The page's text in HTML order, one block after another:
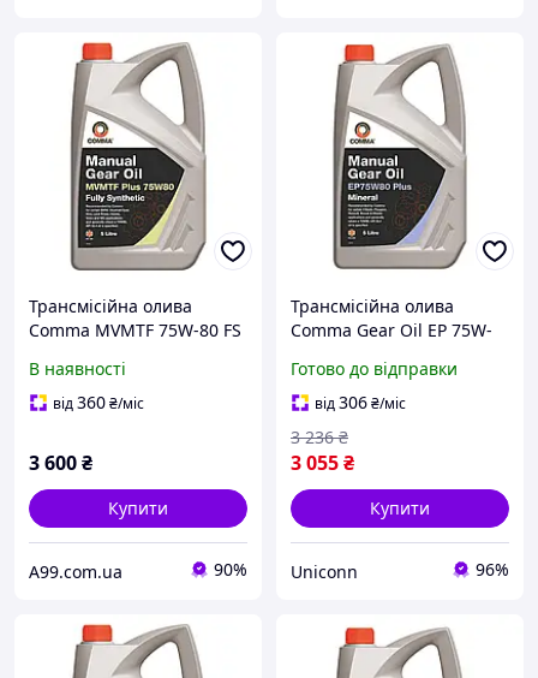
Трансмісійна олива
Comma MVMTF 75W-80 FS
В наявності
від360₴/міс
3 600₴
Купити
A99.com.ua 90%
Трансмісійна олива
Comma Gear Oil EP 75W-
(EP75W80P5L)
Готово до відправки
від306₴/міс
3 055₴
3 236 ₴
Купити
Uniconn 96%